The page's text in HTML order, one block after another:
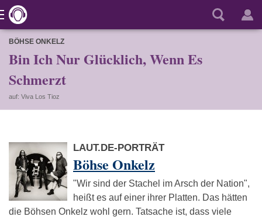
BÖHSE ONKELZ
Bin Ich Nur Glücklich, Wenn Es
Schmerzt
auf: Viva Los Tioz
LAUT.DE-PORTRÄT
Böhse Onkelz
"Wir sind der Stachel im Arsch der Nation",
heißt es auf einer ihrer Platten. Das hätten
die Böhsen Onkelz wohl gern. Tatsache ist, dass viele